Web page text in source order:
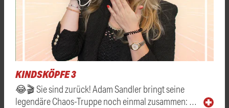
KINDSKÖPFE 3
😂🎬 Sie sind zurück! Adam Sandler bringt seine
legendäre Chaos-Truppe noch einmal zusammen: …